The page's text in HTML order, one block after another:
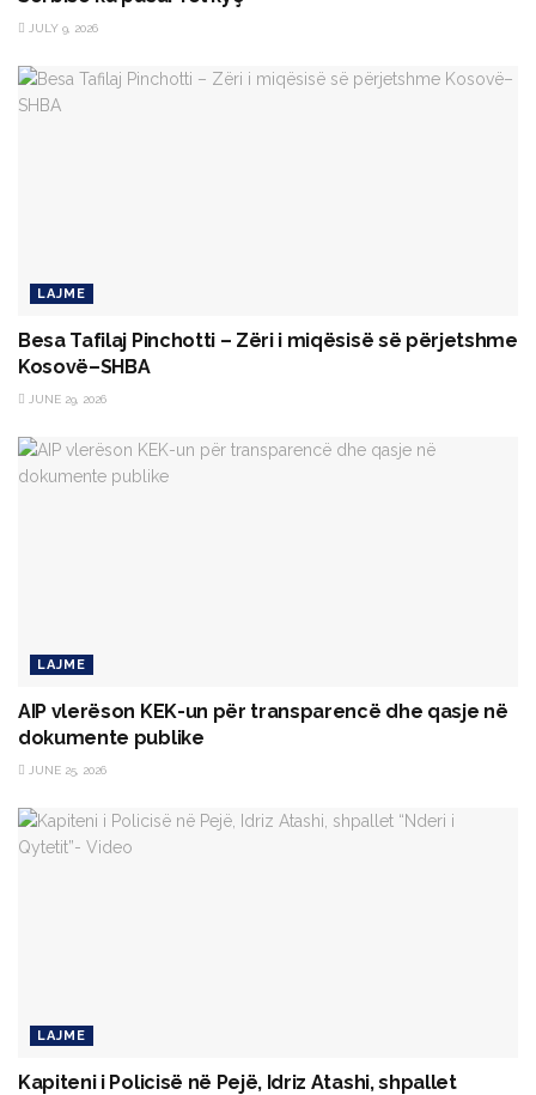
JULY 9, 2026
LAJME
Besa Tafilaj Pinchotti – Zëri i miqësisë së përjetshme
Kosovë–SHBA
JUNE 29, 2026
LAJME
AIP vlerëson KEK-un për transparencë dhe qasje në
dokumente publike
JUNE 25, 2026
LAJME
Kapiteni i Policisë në Pejë, Idriz Atashi, shpallet